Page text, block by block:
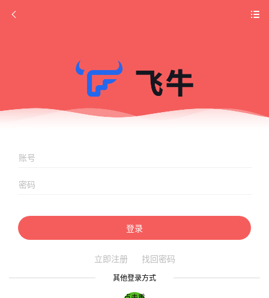
登录
立即注册 找回密码
其他登录方式